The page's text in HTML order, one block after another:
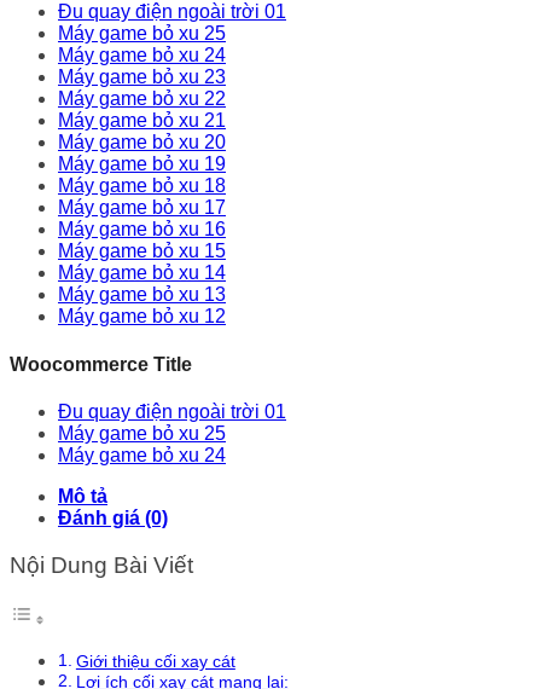
Đu quay điện ngoài trời 01
Máy game bỏ xu 25
Máy game bỏ xu 24
Máy game bỏ xu 23
Máy game bỏ xu 22
Máy game bỏ xu 21
Máy game bỏ xu 20
Máy game bỏ xu 19
Máy game bỏ xu 18
Máy game bỏ xu 17
Máy game bỏ xu 16
Máy game bỏ xu 15
Máy game bỏ xu 14
Máy game bỏ xu 13
Máy game bỏ xu 12
Woocommerce Title
Đu quay điện ngoài trời 01
Máy game bỏ xu 25
Máy game bỏ xu 24
Mô tả
Đánh giá (0)
Nội Dung Bài Viết
Giới thiệu cối xay cát
Lợi ích cối xay cát mang lại: